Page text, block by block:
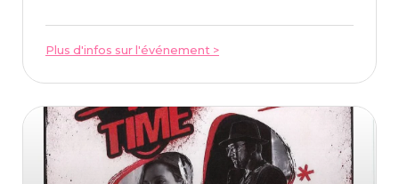
Plus d'infos sur l'événement >